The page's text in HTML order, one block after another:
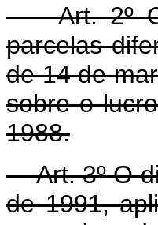
Art. 2º O
parcelas
de 14 de
sobre o
1988.
Art. 3º O
de 1991,